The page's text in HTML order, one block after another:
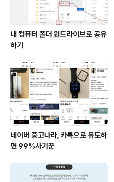
내 컴퓨터 폴더 원드라이브로 공유
하기
네이버 중고나라, 카톡으로 유도하
면 99%사기꾼